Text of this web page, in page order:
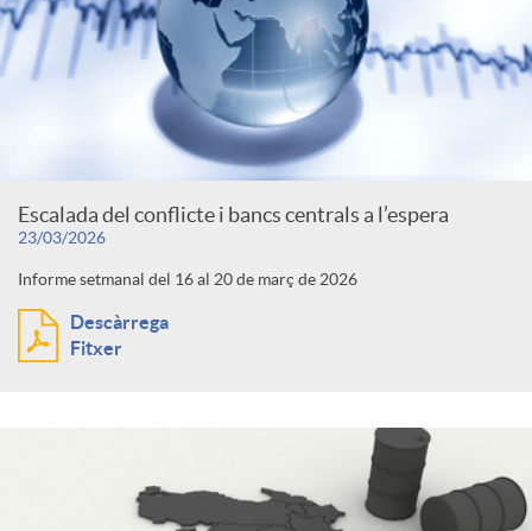
Escalada del conflicte i bancs centrals a l’espera
23/03/2026
Informe setmanal del 16 al 20 de març de 2026
Descàrrega
Fitxer